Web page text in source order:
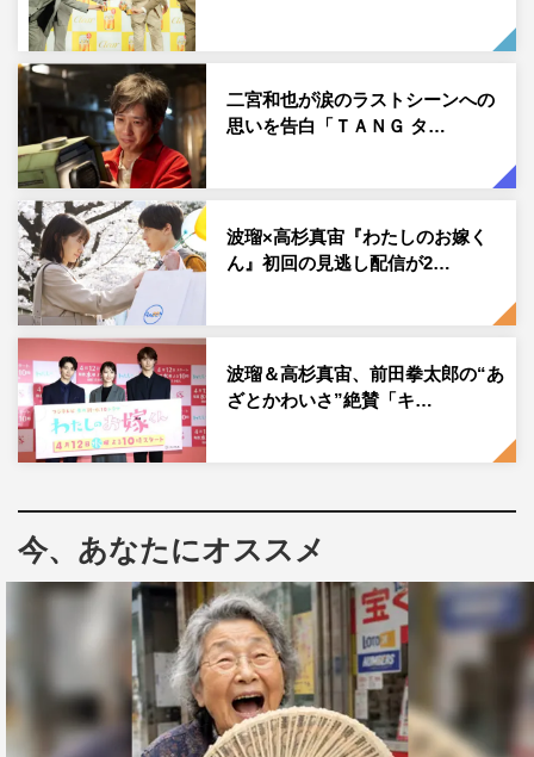
すか？」と思い切って連絡先を聞こうとすると、「私、携
帯持っていないんです」と打ち明けるみゆき。
2人は連絡先を交換する代わりに、“毎週木曜日に「ピア
ノ」で会いましょう”という約束を交わす。毎週向かい合
って語り、さまざまなところに出向き、やがて海辺で手を
取り合う。かけがえのない時間を丁寧に積み重ねていく悟
とみゆき。しかし、幸せの真っただ中、みゆきが突然姿を
消してしまう。みゆきはなぜ消えたのか。悟の涙の理由と
は。
特報映像
二宮和也が涙のラストシーンへの
思いを告白「ＴＡＮＧ タ…
波瑠×高杉真宙『わたしのお嫁く
ん』初回の見逃し配信が2…
波瑠＆高杉真宙、前田拳太郎の“あ
ざとかわいさ”絶賛「キ…
今、あなたにオススメ